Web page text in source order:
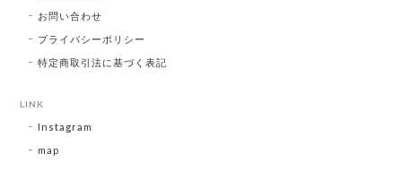
お問い合わせ
プライバシーポリシー
特定商取引法に基づく表記
LINK
Instagram
map